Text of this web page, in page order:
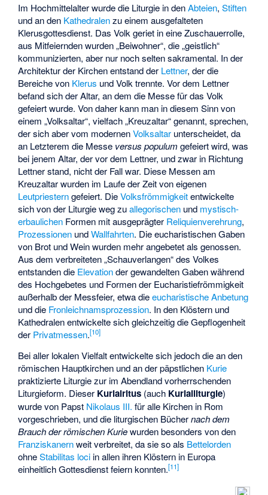
Im Hochmittelalter wurde die Liturgie in denAbteien,Stiften
und an den Kathedralenzu einem ausgefalteten
Klerusgottesdienst. Das Volk geriet in eine Zuschauerrolle,
aus Mitfeiernden wurden „Beiwohner“, die „geistlich“
kommunizierten, aber nur noch selten sakramental. In der
Architektur der Kirchen entstand der Lettner, der die
Bereiche von Klerus und Volk trennte. Vor dem Lettner
befand sich der Altar, an dem die Messe für das Volk
gefeiert wurde. Von daher kann man in diesem Sinn von
einem „Volksaltar“, vielfach „Kreuzaltar“ genannt, sprechen,
der sich aber vom modernenVolksaltar unterscheidet, da
an Letzterem die Messe versus populum gefeiert wird, was
bei jenem Altar, der vor dem Lettner, und zwar in Richtung
Lettner stand, nicht der Fall war. Diese Messen am
Kreuzaltar wurden im Laufe der Zeit von eigenen
Leutpriesterngefeiert. DieVolksfrömmigkeitentwickelte
sich von der Liturgie weg zuallegorischen und mystisch-
erbaulichen Formen mit ausgeprägter Reliquienverehrung,
Prozessionen undWallfahrten. Die eucharistischen Gaben
von Brot und Wein wurden mehr angebetet als genossen.
Aus dem verbreiteten „Schauverlangen“ des Volkes
entstanden die Elevationder gewandelten Gaben während
des Hochgebetes und Formen der Eucharistiefrömmigkeit
außerhalb der Messfeier, etwa dieeucharistische Anbetung
und die Fronleichnamsprozession. In den Klöstern und
Kathedralen entwickelte sich gleichzeitig die Gepflogenheit
der Privatmessen.[10]
Bei aller lokalen Vielfalt entwickelte sich jedoch die an den
römischen Hauptkirchen und an der päpstlichen Kurie
praktizierte Liturgie zur im Abendland vorherrschenden
Liturgieform. Dieser Kurialritus (auch Kurialliturgie)
wurde von Papst Nikolaus III. für alle Kirchen in Rom
vorgeschrieben, und die liturgischen Büchernach dem
Brauch der römischen Kuriewurden besonders von den
Franziskanernweit verbreitet, da sie so als Bettelorden
ohneStabilitas loci in allen ihren Klöstern in Europa
einheitlich Gottesdienst feiern konnten.[11]